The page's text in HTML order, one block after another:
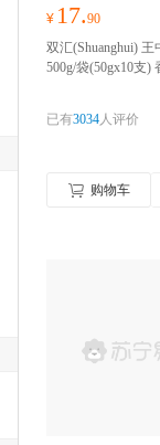
¥ 17.90
双汇(Shuanghui)
500g/袋(50gx10支)
心抢！！！
已有3034人评价
购物车